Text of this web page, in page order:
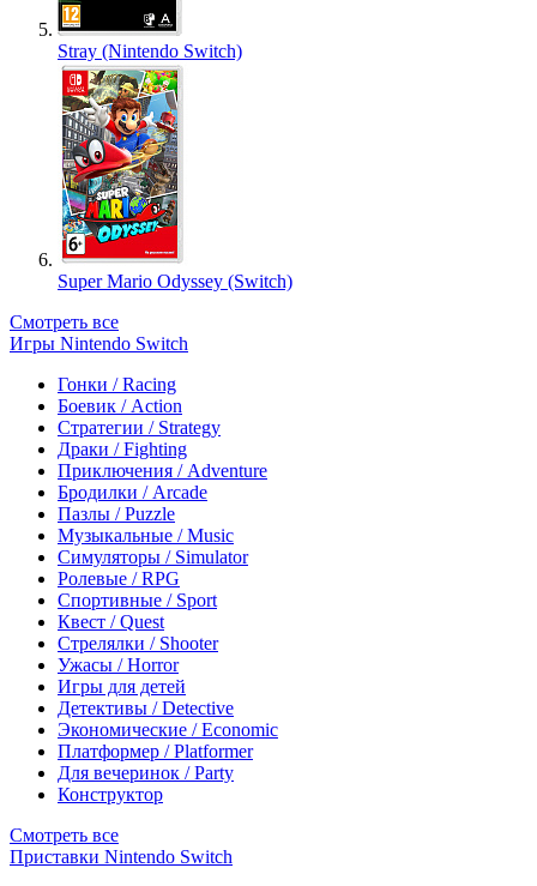
Stray (Nintendo Switch)
Super Mario Odyssey (Switch)
Смотреть все
Игры Nintendo Switch
Гонки / Racing
Боевик / Action
Стратегии / Strategy
Драки / Fighting
Приключения / Adventure
Бродилки / Arcade
Пазлы / Puzzle
Музыкальные / Music
Симуляторы / Simulator
Ролевые / RPG
Спортивные / Sport
Квест / Quest
Стрелялки / Shooter
Ужасы / Horror
Игры для детей
Детективы / Detective
Экономические / Economic
Платформер / Platformer
Для вечеринок / Party
Конструктор
Смотреть все
Приставки Nintendo Switch